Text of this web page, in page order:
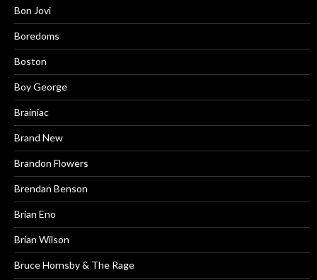
Bon Jovi
Boredoms
Boston
Boy George
Brainiac
Brand New
Brandon Flowers
Brendan Benson
Brian Eno
Brian Wilson
Bruce Hornsby & The Rage